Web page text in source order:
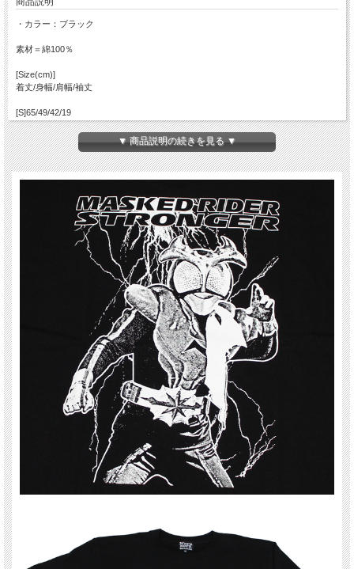
・カラー：ブラック
素材＝綿100％
[Size(cm)]
着丈/身幅/肩幅/袖丈
[S]65/49/42/19
[M]69/52/46/20
[L]73/55/50/22
[XL]77/58/54/24
▼ 商品説明の続きを見る ▼